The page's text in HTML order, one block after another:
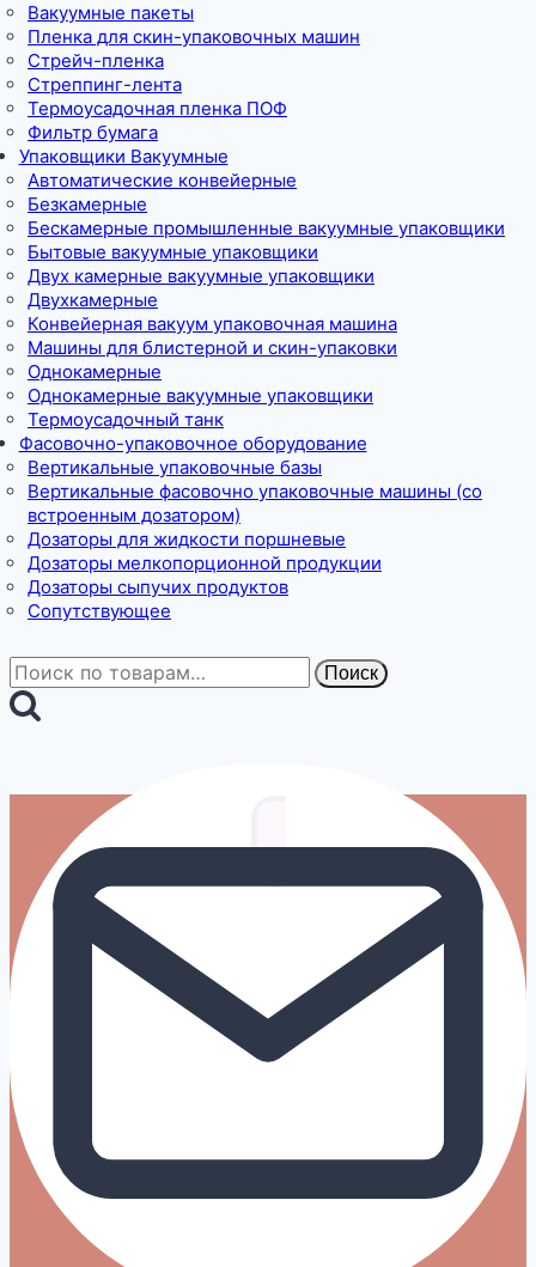
Вакуумные пакеты
Пленка для скин-упаковочных машин
Стрейч-пленка
Стреппинг-лента
Термоусадочная пленка ПОФ
Фильтр бумага
Упаковщики Вакуумные
Автоматические конвейерные
Безкамерные
Бескамерные промышленные вакуумные упаковщики
Бытовые вакуумные упаковщики
Двух камерные вакуумные упаковщики
Двухкамерные
Конвейерная вакуум упаковочная машина
Машины для блистерной и скин-упаковки
Однокамерные
Однокамерные вакуумные упаковщики
Термоусадочный танк
Фасовочно-упаковочное оборудование
Вертикальные упаковочные базы
Вертикальные фасовочно упаковочные машины (со
встроенным дозатором)
Дозаторы для жидкости поршневые
Дозаторы мелкопорционной продукции
Дозаторы сыпучих продуктов
Сопутствующее
Искать: Поиск